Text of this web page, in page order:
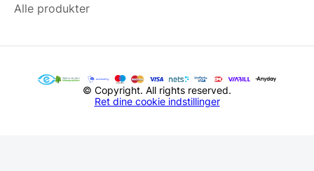
Alle produkter
© Copyright. All rights reserved.
Ret dine cookie indstillinger